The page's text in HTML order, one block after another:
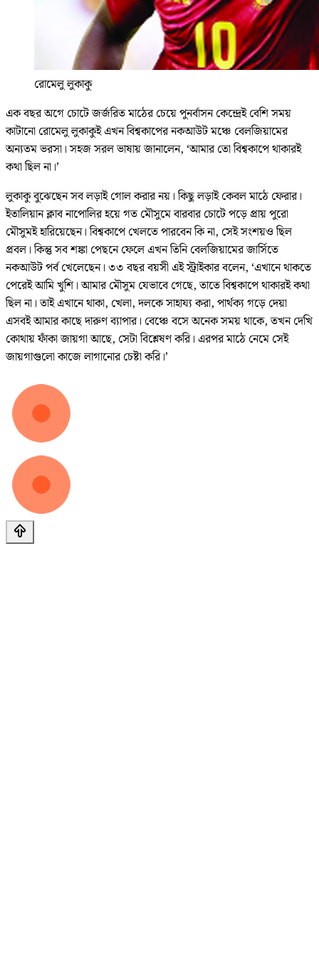
রোমেলু লুকাকু
এক বছর অগে চোটে জর্জরিত মাঠের চেয়ে পুনর্বাসন কেন্দ্রেই বেশি সময়
কাটানো রোমেলু লুকাকুই এখন বিশ্বকাপের নকআউট মঞ্চে বেলজিয়ামের
অন্যতম ভরসা। সহজ সরল ভাষায় জানালেন, ‘আমার তো বিশ্বকাপে থাকারই
কথা ছিল না।’
লুকাকু বুঝেছেন সব লড়াই গোল করার নয়। কিছু লড়াই কেবল মাঠে ফেরার।
ইতালিয়ান ক্লাব নাপোলির হয়ে গত মৌসুমে বারবার চোটে পড়ে প্রায় পুরো
মৌসুমই হারিয়েছেন। বিশ্বকাপে খেলতে পারবেন কি না, সেই সংশয়ও ছিল
প্রবল। কিন্তু সব শঙ্কা পেছনে ফেলে এখন তিনি বেলজিয়ামের জার্সিতে
নকআউট পর্ব খেলেছেন। ৩৩ বছর বয়সী এই স্ট্রাইকার বলেন, ‘এখানে থাকতে
পেরেই আমি খুশি। আমার মৌসুম যেভাবে গেছে, তাতে বিশ্বকাপে থাকারই কথা
ছিল না। তাই এখানে থাকা, খেলা, দলকে সাহায্য করা, পার্থক্য গড়ে দেয়া
এসবই আমার কাছে দারুণ ব্যাপার। বেঞ্চে বসে অনেক সময় থাকে, তখন দেখি
কোথায় ফাঁকা জায়গা আছে, সেটা বিশ্লেষণ করি। এরপর মাঠে নেমে সেই
জায়গাগুলো কাজে লাগানোর চেষ্টা করি।’